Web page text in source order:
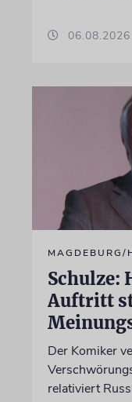
06.08.2026
MAGDEBURG/
Schulze:
Auftritt
Der Komiker
relativiert